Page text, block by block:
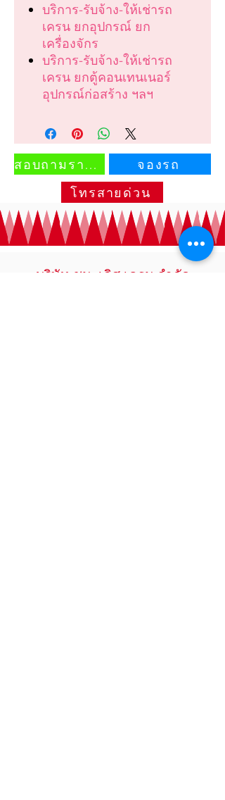
บริการ-รับจ้าง-ให้เช่ารถ
เครน ยกอุปกรณ์ ยก
เครื่องจักร
บริการ-รับจ้าง-ให้เช่ารถ
เครน ยกตู้คอนเทนเนอร์
อุปกรณ์ก่อสร้าง ฯลฯ
สอบถามราคา
จองรถ
โทรสายด่วน
บริษัท ชนะเลิศ เครน จำกัด